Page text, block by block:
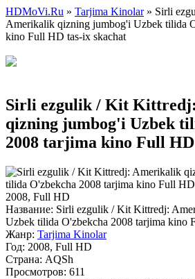
HDMoVi.Ru » Tarjima Kinolar» Sirli
Amerikalik qizning jumbog'i Uzbek tilida
kino Full HD tas-ix skachat
Sirli ezgulik / Kit
qizning jumbog'i Uzbek
2008 tarjima kino Full
2008, Full HD
Название: Sirli ezgulik / Kit Kittredj:
Uzbek tilida O'zbekcha 2008 tarjima kino
Жанр: Tarjima Kinolar
Год: 2008, Full HD
Страна: AQSh
Просмотров: 611